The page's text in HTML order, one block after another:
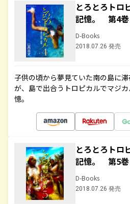
とろとろト
記憶。 第4巻
D-Books
2018.07.26 発売
子供の頃から夢見ていた南の島に
が、島で出合うトロピカルでマジ
憶。
とろとろト
記憶。 第5巻
D-Books
2018.07.26 発売